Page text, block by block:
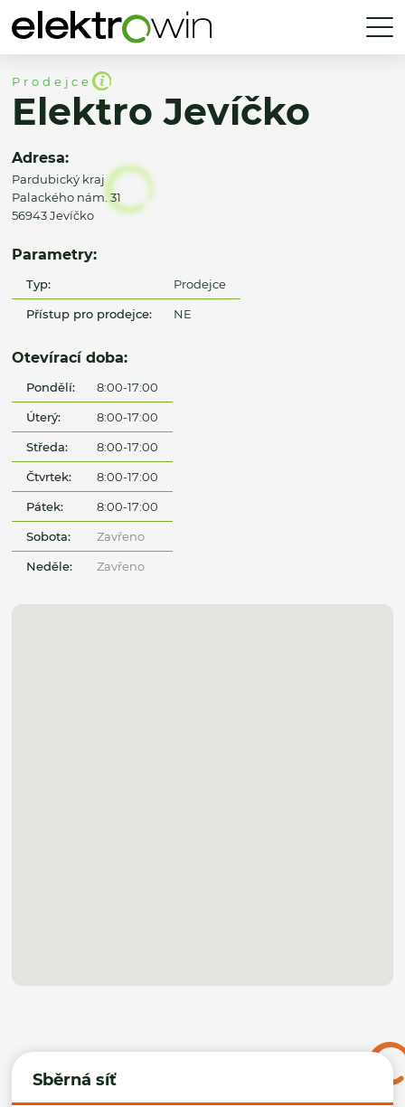
Sběrná síť
Prodejce
Elektro Jevíčko
Adresa:
Pardubický kraj
Palackého nám. 31
56943 Jevíčko
Parametry:
Typ: Prodejce
Přístup pro prodejce: NE
Otevírací doba:
Pondělí: 8:00-17:00
Úterý: 8:00-17:00
Středa: 8:00-17:00
Čtvrtek: 8:00-17:00
Pátek: 8:00-17:00
Sobota: Zavřeno
Neděle: Zavřeno